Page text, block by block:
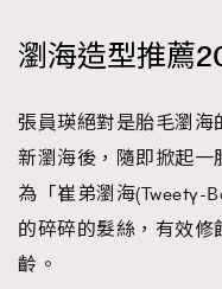
瀏海造型推薦
張員瑛絕對是胎毛瀏
新瀏海後，隨即掀起一
為「崔弟瀏海(Tweety-
的碎碎的髮絲，有效
齡。